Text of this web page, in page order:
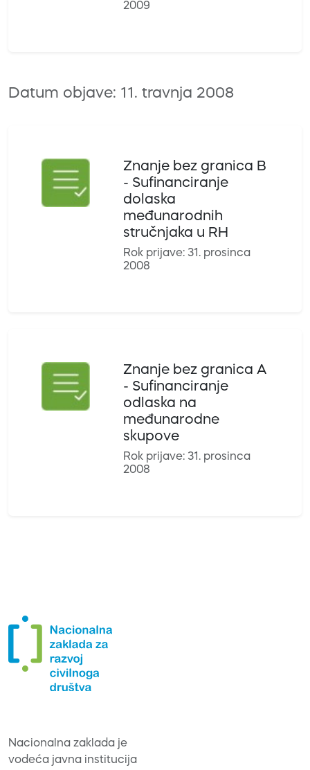
2009
Datum objave: 11. travnja 2008
Znanje bez granica B
- Sufinanciranje
dolaska
međunarodnih
stručnjaka u RH
Rok prijave: 31. prosinca
2008
Znanje bez granica A
- Sufinanciranje
odlaska na
međunarodne
skupove
Rok prijave: 31. prosinca
2008
Nacionalna zaklada je
vodeća javna institucija